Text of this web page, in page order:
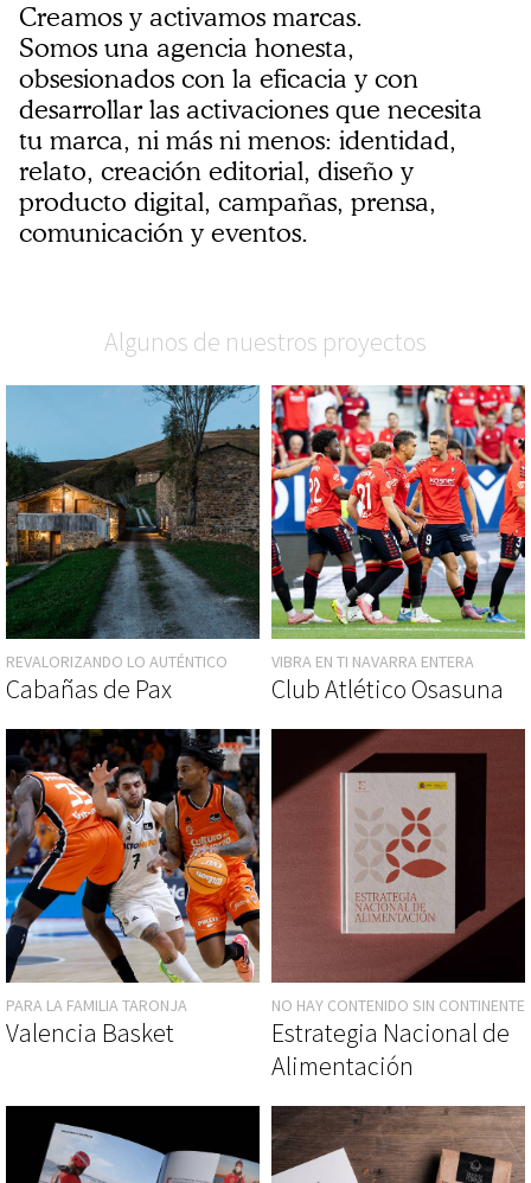
Creamos y activamos marcas.
Somos una agencia honesta,
obsesionados con la eficacia y con
desarrollar las activaciones que necesita
tu marca, ni más ni menos: identidad,
relato, creación editorial, diseño y
producto digital, campañas, prensa,
comunicación y eventos.
Algunos de nuestros proyectos
REVALORIZANDO LO AUTÉNTICO
Cabañas de Pax
VIBRA EN TI NAVARRA ENTERA
Club Atlético Osasuna
PARA LA FAMILIA TARONJA
Valencia Basket
NO HAY CONTENIDO SIN CONTINENTE
Estrategia Nacional de
Alimentación